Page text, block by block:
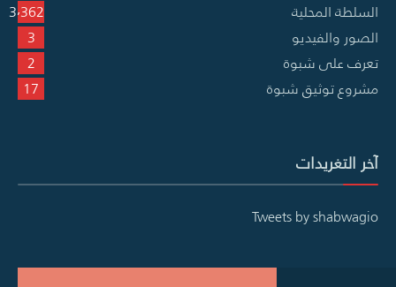
السلطة المحلية
3٬362
الصور والفيديو
3
تعرف على شبوة
2
مشروع توثيق شبوة
17
آخر التغريدات
Tweets by shabwagio